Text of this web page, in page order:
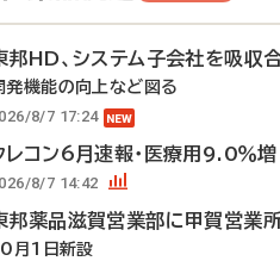
邦HD、システム子会社を吸収
発機能の向上など図る
8/7 17:24
レコン6月速報・医療用9.0％増
8/7 14:42
邦薬品滋賀営業部に甲賀営業
月1日新設